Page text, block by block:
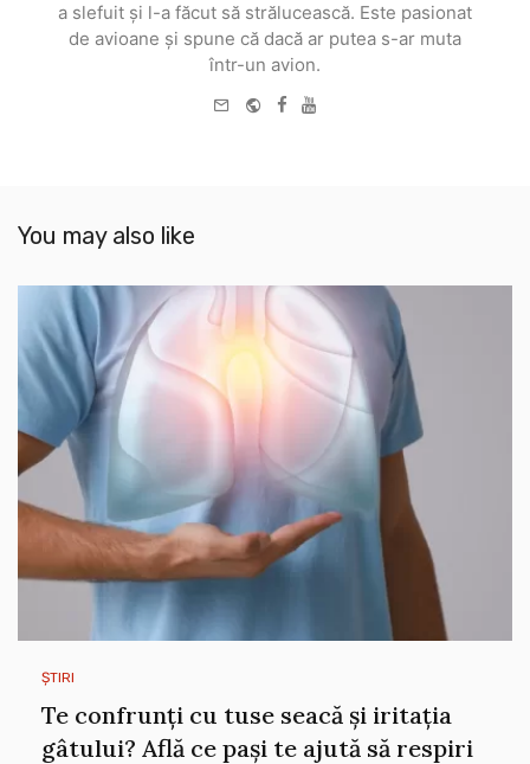
a slefuit și l-a făcut să strălucească. Este pasionat
de avioane și spune că dacă ar putea s-ar muta
într-un avion.
e-
WebsiteFacebook
You may also like
ȘTIRI
Te confrunți cu tuse seacă și iritația
gâtului? Află ce pași te ajută să respiri